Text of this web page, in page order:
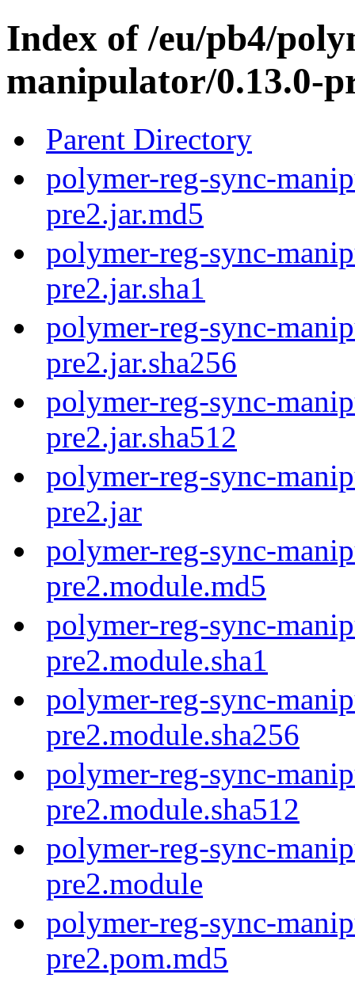
Index of /eu/pb4/
manipulator/0.13.0-
Parent Directory
polymer-reg-sync-
pre2.jar.md5
polymer-reg-sync-
pre2.jar.sha1
polymer-reg-sync-
pre2.jar.sha256
polymer-reg-sync-
pre2.jar.sha512
polymer-reg-sync-
pre2.jar
polymer-reg-sync-
pre2.module.md5
polymer-reg-sync-
pre2.module.sha1
polymer-reg-sync-
pre2.module.sha256
polymer-reg-sync-
pre2.module.sha512
polymer-reg-sync-
pre2.module
polymer-reg-sync-
pre2.pom.md5